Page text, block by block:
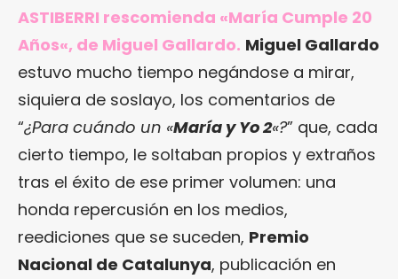
ASTIBERRI rescomienda «María Cumple 20
Años«, de Miguel Gallardo. Miguel Gallardo
estuvo mucho tiempo negándose a mirar,
siquiera de soslayo, los comentarios de
“¿Para cuándo un «María y Yo 2«?” que, cada
cierto tiempo, le soltaban propios y extraños
tras el éxito de ese primer volumen: una
honda repercusión en los medios,
reediciones que se suceden, Premio
Nacional de Catalunya, publicación en